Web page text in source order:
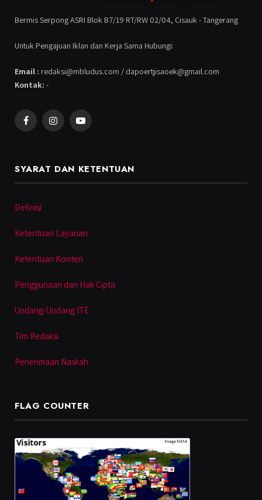
Bermis Serpong ASRI Blok B7/19 RT/RW 02/04, Cisauk - Tangerang
Untuk Pengajuan Iklan dan Kerja Sama Hubungi:
Email : redaksi@mbludus.com / dapoertjisaoek@gmail.com
Kontak: -
FacebookInstagramYouTube
SYARAT DAN KETENTUAN
Definisi
Ketentuan Layanan
Ketentuan Konten
Penggunaan dan Hak Cipta
Undang-Undang ITE
Tim Redaksi
Penerimaan Naskah
FLAG COUNTER